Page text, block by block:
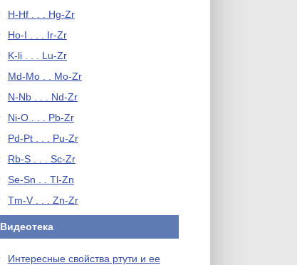
H-Hf . . . Hg-Zr
Ho-I . . . Ir-Zr
K-li . . . Lu-Zr
Md-Mo . . Mo-Zr
N-Nb . . . Nd-Zr
Ni-O . . . Pb-Zr
Pd-Pt . . . Pu-Zr
Rb-S . . . Sc-Zr
Se-Sn . . Tl-Zn
Tm-V . . . Zn-Zr
Видеотека
Интересные свойства ртути и ее